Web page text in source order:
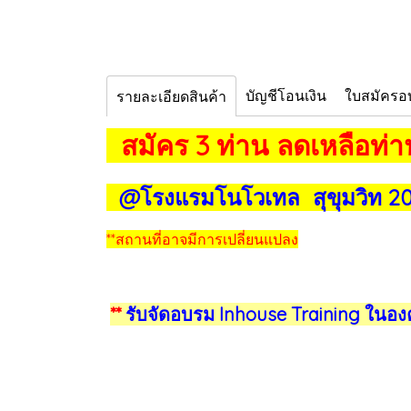
รายละเอียดสินค้า บัญชีโอนเงิน ใบสมัครอ
สมัคร 3 ท่าน ลดเหลือท่
@โรงแรมโนโวเทล สุขุมวิท
**สถานที่อาจมีการเปลี่ยนแปลง
**รับจัดอบรม Inhouse Training ในอ